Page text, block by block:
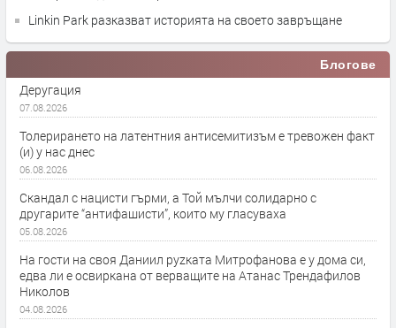
Linkin Park разказват историята на своето завръщане
Блогове
Деругация
07.08.2026
Толерирането на латентния антисемитизъм е тревожен факт
(и) у нас днес
06.08.2026
Скандал с нацисти гърми, а Той мълчи солидарно с
другарите “антифашисти”, които му гласуваха
05.08.2026
На гости на своя Даниил руzката Митрофанова е у дома си,
едва ли е освиркана от верващите на Атанас Трендафилов
Николов
04.08.2026